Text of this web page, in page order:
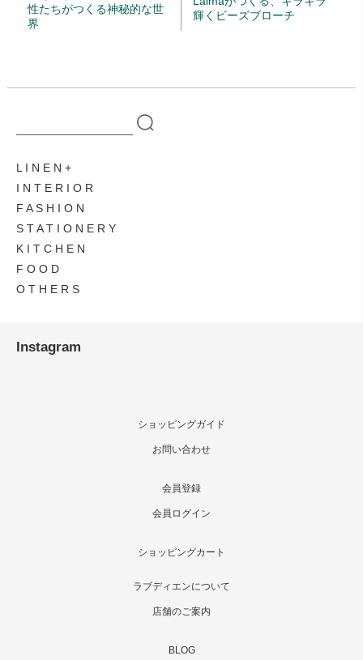
性たちがつくる神秘的な世
界
輝くビーズブローチ
L I N E N
I N T E R I O R
F A S H I O N
S T A T I O N E R Y
K I T C H E N
F O O D
O T H E R S
Instagram
ショッピングガイド
お問い合わせ
会員登録
会員ログイン
ショッピングカート
ラブディエンについて
店舗のご案内
BLOG